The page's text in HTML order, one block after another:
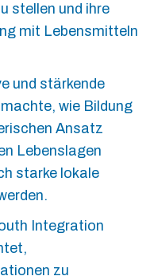
stellen und ihre
mit Lebensmitteln
und stärkende
wie Bildung
Ansatz
Lebenslagen
starke lokale
Integration
zu